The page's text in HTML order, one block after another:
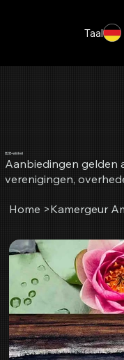
Taal
B2B-winkel
Aanbiedingen gelden
verenigingen,
Home >Kamergeur